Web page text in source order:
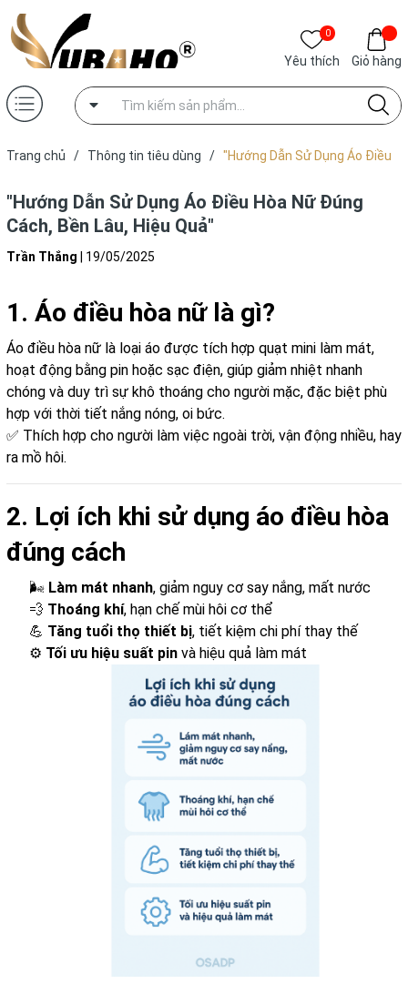
0
Yêu thích Giỏ hàng
Trang chủ / Thông tin tiêu dùng / "Hướng Dẫn Sử Dụng Áo Điều
"Hướng Dẫn Sử Dụng Áo Điều Hòa Nữ Đúng
Cách, Bền Lâu, Hiệu Quả"
Trần Thắng 19/05/2025
1. Áo điều hòa nữ là gì?
Áo điều hòa nữ là loại áo được tích hợp quạt mini làm mát,
hoạt động bằng pin hoặc sạc điện, giúp giảm nhiệt nhanh
chóng và duy trì sự khô thoáng cho người mặc, đặc biệt phù
hợp với thời tiết nắng nóng, oi bức.
✅ Thích hợp cho người làm việc ngoài trời, vận động nhiều, hay
ra mồ hôi.
2. Lợi ích khi sử dụng áo điều hòa
đúng cách
🌬️ Làm mát nhanh, giảm nguy cơ say nắng, mất nước
💨 Thoáng khí, hạn chế mùi hôi cơ thể
💪 Tăng tuổi thọ thiết bị, tiết kiệm chi phí thay thế
⚙️ Tối ưu hiệu suất pin và hiệu quả làm mát